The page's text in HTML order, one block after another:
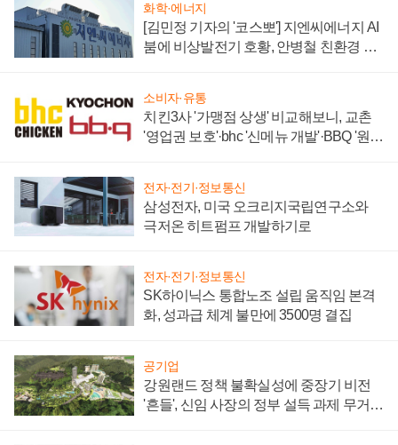
화학·에너지
[김민정 기자의 '코스뽀'] 지엔씨에너지 AI
붐에 비상발전기 호황, 안병철 친환경 에
소비자·유통
치킨3사 '가맹점 상생' 비교해보니, 교촌
'영업권 보호'·bhc '신메뉴 개발'·BBQ '원가
전자·전기·정보통신
삼성전자, 미국 오크리지국립연구소와
극저온 히트펌프 개발하기로
전자·전기·정보통신
SK하이닉스 통합노조 설립 움직임 본격
화, 성과급 체계 불만에 3500명 결집
공기업
강원랜드 정책 불확실성에 중장기 비전
'흔들', 신임 사장의 정부 설득 과제 무거워